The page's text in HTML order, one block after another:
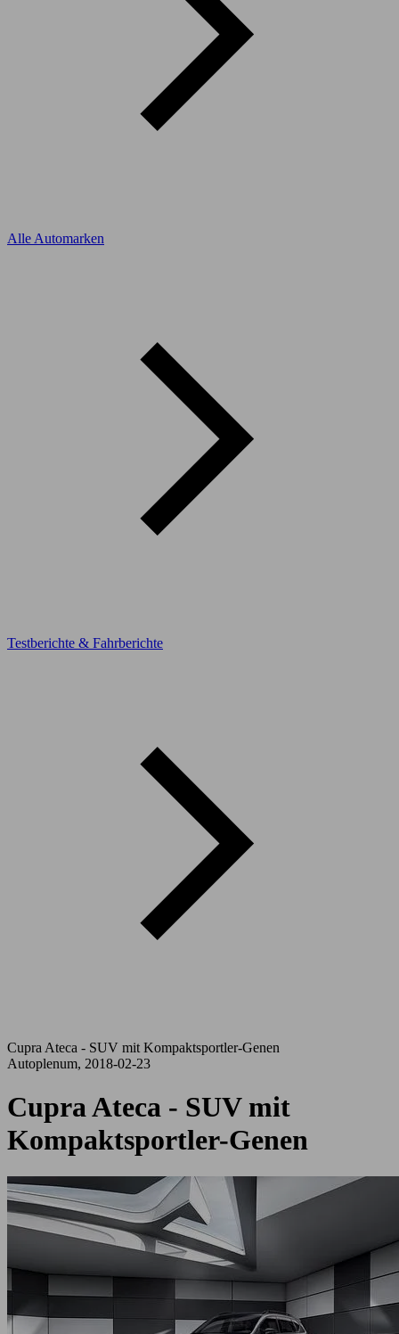
Alle Automarken
Testberichte & Fahrberichte
Cupra Ateca - SUV mit Kompaktsportler-Genen
Autoplenum, 2018-02-23
Cupra Ateca - SUV mit
Kompaktsportler-Genen